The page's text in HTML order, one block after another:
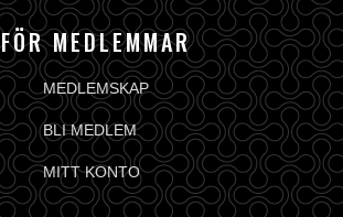
FÖR MEDLEMMAR
MEDLEMSKAP
BLI MEDLEM
MITT KONTO